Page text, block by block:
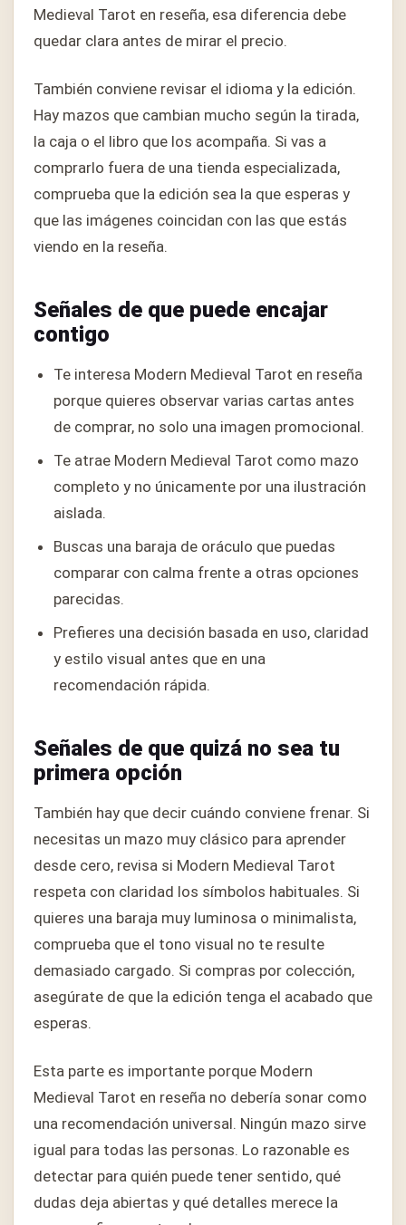
Medieval Tarot en reseña, esa diferencia debe
quedar clara antes de mirar el precio.
También conviene revisar el idioma y la edición.
Hay mazos que cambian mucho según la tirada,
la caja o el libro que los acompaña. Si vas a
comprarlo fuera de una tienda especializada,
comprueba que la edición sea la que esperas y
que las imágenes coincidan con las que estás
viendo en la reseña.
Señales de que puede encajar
contigo
Te interesa Modern Medieval Tarot en reseña
porque quieres observar varias cartas antes
de comprar, no solo una imagen promocional.
Te atrae Modern Medieval Tarot como mazo
completo y no únicamente por una ilustración
aislada.
Buscas una baraja de oráculo que puedas
comparar con calma frente a otras opciones
parecidas.
Prefieres una decisión basada en uso, claridad
y estilo visual antes que en una
recomendación rápida.
Señales de que quizá no sea tu
primera opción
También hay que decir cuándo conviene frenar. Si
necesitas un mazo muy clásico para aprender
desde cero, revisa si Modern Medieval Tarot
respeta con claridad los símbolos habituales. Si
quieres una baraja muy luminosa o minimalista,
comprueba que el tono visual no te resulte
demasiado cargado. Si compras por colección,
asegúrate de que la edición tenga el acabado que
esperas.
Esta parte es importante porque Modern
Medieval Tarot en reseña no debería sonar como
una recomendación universal. Ningún mazo sirve
igual para todas las personas. Lo razonable es
detectar para quién puede tener sentido, qué
dudas deja abiertas y qué detalles merece la